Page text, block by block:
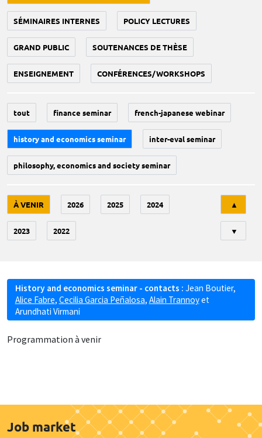
SÉMINAIRES INTERNES POLICY LECTURES
GRAND PUBLIC SOUTENANCES DE THÈSE
ENSEIGNEMENT CONFÉRENCES/WORKSHOPS
tout finance seminar french-japanese webinar
history and economics seminar inter-eval seminar
philosophy, economics and society seminar
À VENIR 2026 2025 2024
2023 2022
▲
▼
History and economics seminar - contacts : Jean Boutier,
Alice Fabre, Cecilia Garcia Peñalosa, Alain Trannoyet
Arundhati Virmani
Programmation à venir
Job market